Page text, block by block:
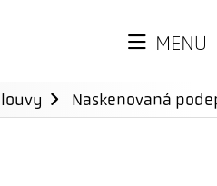
MENU
Naskenovaná